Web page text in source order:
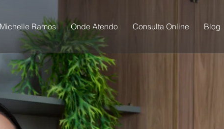
Ramos Onde Atendo Consulta Online Blog